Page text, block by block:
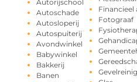
Autorijschool
Autoschade
Autosloperij
Autospuiterij
Avondwinkel
Babywinkel
Bakkerij
Banen
Financieel
Fotograaf